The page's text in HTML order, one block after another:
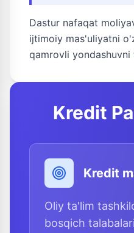
Dastur nafaqat
ijtimoiy mas'uliyatni
qamrovli
Kredit
Kredit
Oliy ta'lim
bosqich